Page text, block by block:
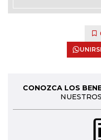
CONOZCA LOS